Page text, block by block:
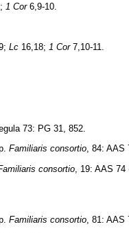
1 Cor 6,9-10.
Lc 16,18; 1 Cor 7,10-11.
73: PG 31, 852.
Familiaris consortio, 84: AAS
consortio, 19: AAS
Familiaris consortio, 81: AAS